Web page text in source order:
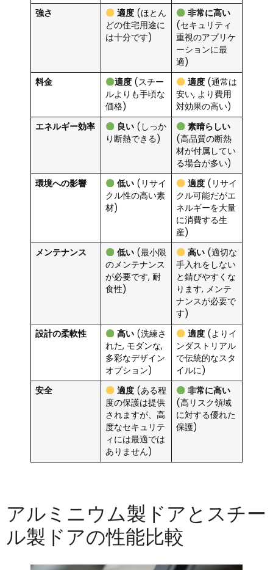
強さ
適度 (ほとん
どの住宅用途に
は十分です)
非常に高い
(セキュリティ
重視のアプリケ
ーションに最
適)
料金
適度 (スチー
ルよりも手頃な
価格)
適度 (通常は
安い, より費用
対効果の高い)
エネルギー効率
良い (しっか
り断熱できる)
素晴らしい
(高品質の断熱
材が付属してい
る場合が多い)
環境への影響
低い (リサイ
クル性の高い素
材)
適度 (リサイ
クル可能だがエ
ネルギーを大量
に消費する生
産)
メンテナンス
低い (最小限
のメンテナンス
が必要です, 耐
食性)
高い (適切な
手入れをしない
と錆びやすくな
ります, メンテ
ナンスが必要で
す)
設計の柔軟性
高い (洗練さ
れた, モダンな,
多彩なデザイン
オプション)
適度 (よりイ
ンダストリアル
で伝統的なスタ
イルに)
安全
適度 (ある程
度の保護は提供
されますが、高
度なセキュリテ
ィには最適では
ありません)
非常に高い
(高リスク領域
に対する優れた
保護)
アルミニウム製ドアとスチー
ル製ドアの性能比較